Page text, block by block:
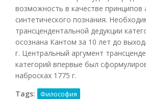
возможность в качестве принципов
синтетического познания.
трансцендентальной дедукции
осознана Кантом за 10 лет до
г. Центральный аргумент
категорий впервые был
набросках 1775 г.
Tags:
Философия